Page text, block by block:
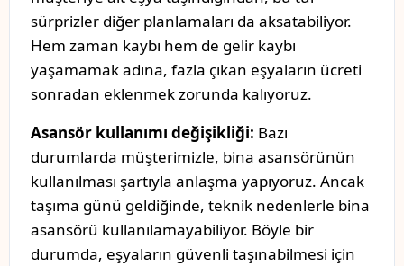
sürprizler diğer planlamaları da aksatabiliyor.
Hem zaman kaybı hem de gelir kaybı
yaşamamak adına, fazla çıkan eşyaların ücreti
sonradan eklenmek zorunda kalıyoruz.
Asansör kullanımı değişikliği: Bazı
durumlarda müşterimizle, bina asansörünün
kullanılması şartıyla anlaşma yapıyoruz. Ancak
taşıma günü geldiğinde, teknik nedenlerle bina
asansörü kullanılamayabiliyor. Böyle bir
durumda, eşyaların güvenli taşınabilmesi için